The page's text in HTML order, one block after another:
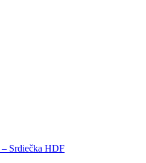
Srdiečka HDF